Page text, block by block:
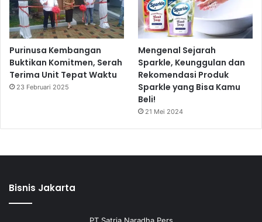
Purinusa Kembangan
Buktikan Komitmen, Serah
Terima Unit Tepat Waktu
23 Februari 2025
Mengenal Sejarah
Sparkle, Keunggulan dan
Rekomendasi Produk
Sparkle yang Bisa Kamu
Beli!
21 Mei 2024
Bisnis Jakarta